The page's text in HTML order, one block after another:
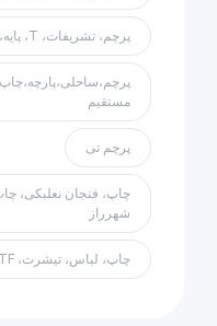
پرچم، تشریفات، T، پایه، پارچه
مستقیم
پرچم تی
چاپ، فنجان نعلبکی،
شهرراز
چاپ، لباس، تیشرت، DTF چاپ، لباس، تیشرت، DTF